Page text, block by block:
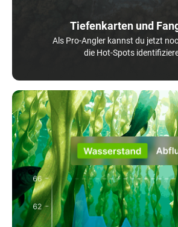
Tiefenkarten und
Als Pro-Angler kannst du jetzt
die Hot-Spots